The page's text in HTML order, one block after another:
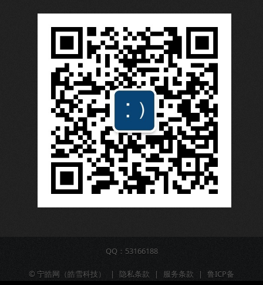
QQ：53166188
© 宁皓网（皓雪科技） | 隐私条款 | 服务条款 |
鲁ICP备